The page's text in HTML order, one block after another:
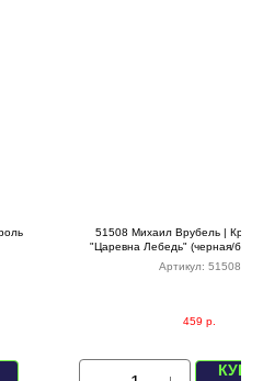
51508 Михаил Врубель |
"Царевна Лебедь" (черная/
Артикул: 51508
459 р.